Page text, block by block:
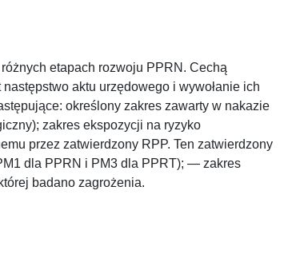
etapach rozwoju PPRN. Cechą
aktu urzędowego i wywołanie ich
określony zakres zawarty w nakazie
zakres ekspozycji na ryzyko
przez zatwierdzony RPP. Ten zatwierdzony
dla PPRN i PM3 dla PPRT); — zakres
badano zagrożenia.